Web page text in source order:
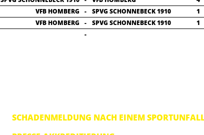
VFB HOMBERG - SPVG SCHONNEBECK 1910 1
VFB HOMBERG - SPVG SCHONNEBECK 1910 1
-
SCHADENMELDUNG NACH EINEM